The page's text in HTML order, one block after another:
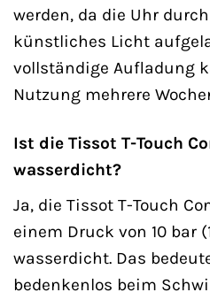
werden, da die Uhr
künstliches Licht
vollständige Aufladung
Nutzung mehrere
Ist die Tissot T-Touch
wasserdicht?
Ja, die Tissot T-Touch
einem Druck von 10 bar
wasserdicht. Das
bedenkenlos beim